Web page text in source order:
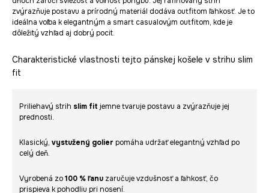
zvýrazňuje postavu a prírodný materiál dodáva outfitom ľahkosť. Je to
ideálna voľba k elegantným a smart casualovým outfitom, kde je
dôležitý vzhľad aj dobrý pocit.
Charakteristické vlastnosti tejto pánskej košele v strihu slim
fit
Priliehavý strih slim fit jemne tvaruje postavu a zvýrazňuje jej
prednosti.
Klasický, vystužený golier pomáha udržať elegantný vzhľad po
celý deň.
Vyrobená zo100 % ľanu zaručuje vzdušnosť a ľahkosť, čo
prispieva k pohodliu pri nosení.